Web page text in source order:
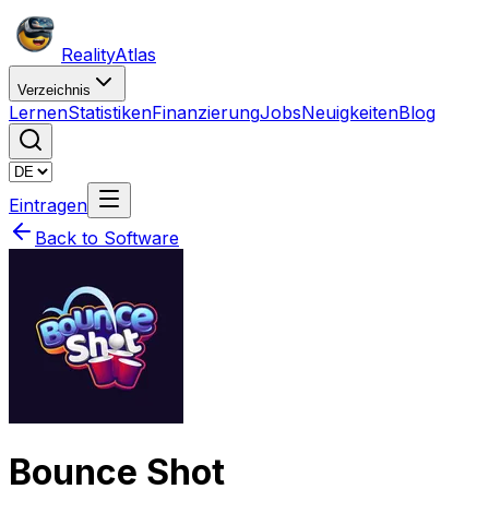
RealityAtlas
Verzeichnis
LernenStatistikenFinanzierungJobsNeuigkeitenBlog
Eintragen
Back to Software
Bounce Shot